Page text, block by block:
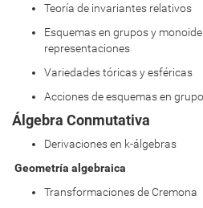
Teoría de invariantes relativos
Esquemas en grupos y
representaciones
Variedades tóricas y esféricas
Acciones de esquemas en
Álgebra Conmutativa
Derivaciones en k-álgebras
Geometría algebraica
Transformaciones de Cremona